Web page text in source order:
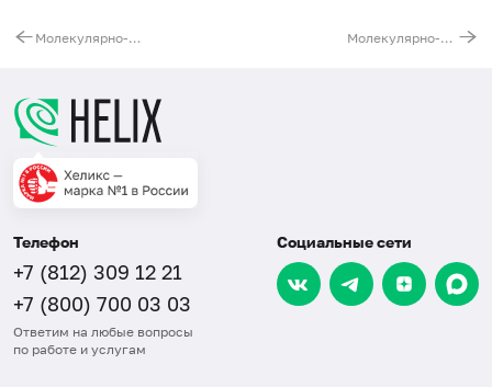
Молекулярно-генетическое исследование копийности гена ERBB2 (статуст HER2/neu) в тканевом материале Молекулярно-генетическое исследование транслокаций гена ALK (немелкоклеточный рак легкого)
Телефон
+7 (812) 309 12 21
+7 (800) 700 03 03
Ответим на любые вопросы
по работе и услугам
Социальные сети